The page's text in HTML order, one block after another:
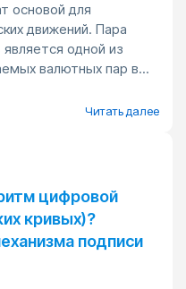
основой для
движений. Пара
одной из
валютных пар в...
Читать далее
цифровой
кривых)?
подписи